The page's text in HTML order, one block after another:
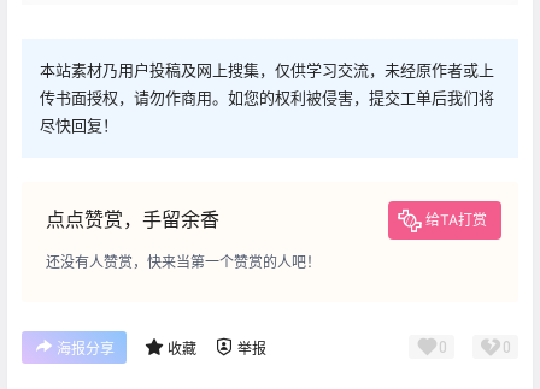
本站素材乃用户投稿及网上搜集，仅供学习交流，未经原作者或上
传书面授权，请勿作商用。如您的权利被侵害，提交工单后我们将
尽快回复！
点点赞赏，手留余香 给TA打赏
还没有人赞赏，快来当第一个赞赏的人吧！
海报分享 收藏 举报 0 0